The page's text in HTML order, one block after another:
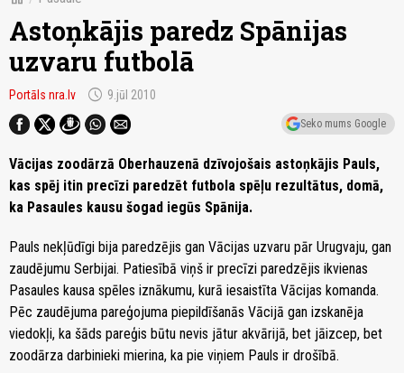
Astoņkājis paredz Spānijas
uzvaru futbolā
Portāls nra.lv schedule 9.jūl 2010
Seko mums Google
Vācijas zoodārzā Oberhauzenā dzīvojošais astoņkājis Pauls,
kas spēj itin precīzi paredzēt futbola spēļu rezultātus, domā,
ka Pasaules kausu šogad iegūs Spānija.
Pauls nekļūdīgi bija paredzējis gan Vācijas uzvaru pār Urugvaju, gan
zaudējumu Serbijai. Patiesībā viņš ir precīzi paredzējis ikvienas
Pasaules kausa spēles iznākumu, kurā iesaistīta Vācijas komanda.
Pēc zaudējuma pareģojuma piepildīšanās Vācijā gan izskanēja
viedokļi, ka šāds pareģis būtu nevis jātur akvārijā, bet jāizcep, bet
zoodārza darbinieki mierina, ka pie viņiem Pauls ir drošībā.